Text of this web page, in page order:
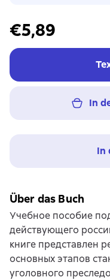
€5,89
In
In
Über das Buch
Учебное пособие
действующего
книге представлен
основных этапов
уголовного